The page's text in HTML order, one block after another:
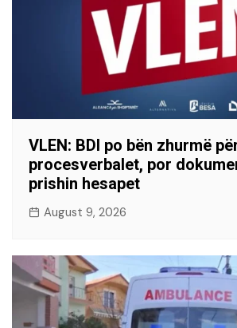
VLEN: BDI po bën zhurmë
procesverbalet, por
prishin hesapet
August 9, 2026